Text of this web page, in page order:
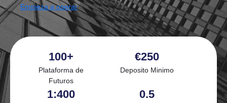
Empieza a operar
100+
Plataforma de
Futuros
€250
Deposito Minimo
1:400 0.5